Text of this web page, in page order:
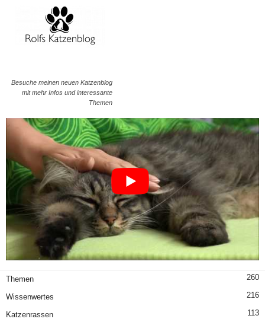
Besuche meinen neuen Katzenblog
mit mehr Infos und interessante
Themen
Themen 260
Wissenwertes 216
Katzenrassen 113